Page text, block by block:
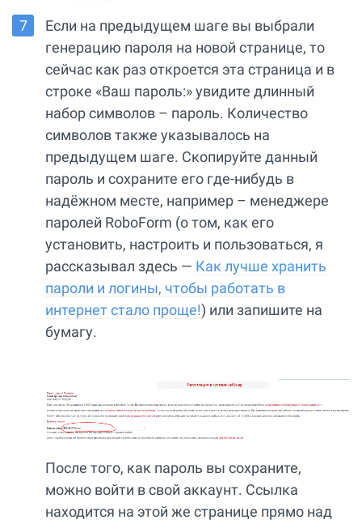
Если на предыдущем шаге вы выбрали
генерацию пароля на новой странице, то
сейчас как раз откроется эта страница и в
строке «Ваш пароль:» увидите длинный
набор символов – пароль. Количество
символов также указывалось на
предыдущем шаге. Скопируйте данный
пароль и сохраните его где-нибудь в
надёжном месте, например – менеджере
паролей RoboForm (о том, как его
установить, настроить и пользоваться, я
рассказывал здесь — Как лучше хранить
пароли и логины, чтобы работать в
интернет стало проще!) или запишите на
бумагу.
После того, как пароль вы сохраните,
можно войти в свой аккаунт. Ссылка
находится на этой же странице прямо над